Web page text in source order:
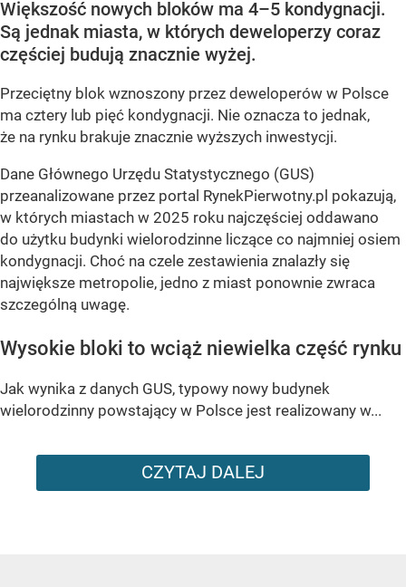
Większość nowych bloków ma 4–5 kondygnacji.
Są jednak miasta, w których deweloperzy coraz
częściej budują znacznie wyżej.
Przeciętny blok wznoszony przez deweloperów w Polsce
ma cztery lub pięć kondygnacji. Nie oznacza to jednak,
że na rynku brakuje znacznie wyższych inwestycji.
Dane Głównego Urzędu Statystycznego (GUS)
przeanalizowane przez portal RynekPierwotny.pl pokazują,
w których miastach w 2025 roku najczęściej oddawano
do użytku budynki wielorodzinne liczące co najmniej osiem
kondygnacji. Choć na czele zestawienia znalazły się
największe metropolie, jedno z miast ponownie zwraca
szczególną uwagę.
Wysokie bloki to wciąż niewielka część rynku
Jak wynika z danych GUS, typowy nowy budynek
wielorodzinny powstający w Polsce jest realizowany w...
CZYTAJ DALEJ